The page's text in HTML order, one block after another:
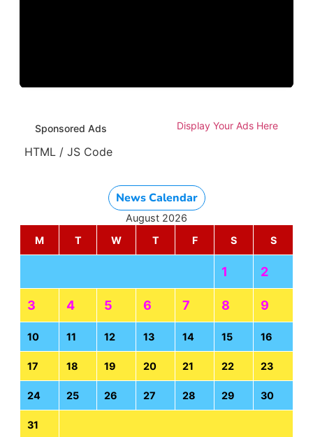
Sponsored Ads Display Your Ads Here
HTML / JS Code
News Calendar
August 2026
M
T W T F S S
1 2
3 4 5 6 7 8 9
10 11 12 13 14 15 16
17 18 19 20 21 22 23
24 25 26 27 28 29 30
31